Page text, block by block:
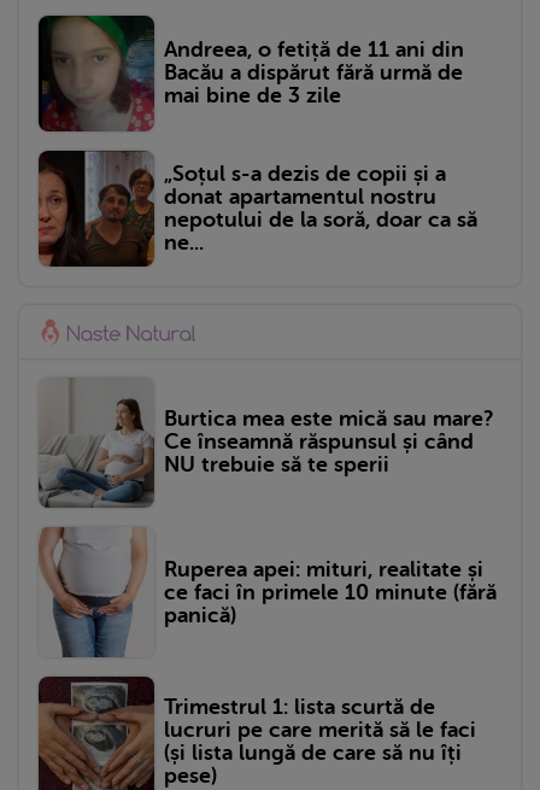
Andreea, o fetiță de 11 ani din
Bacău a dispărut fără urmă de
mai bine de 3 zile
„Soțul s-a dezis de copii și a
donat apartamentul nostru
nepotului de la soră, doar ca să
ne...
Burtica mea este mică sau mare?
Ce înseamnă răspunsul și când
NU trebuie să te sperii
Ruperea apei: mituri, realitate și
ce faci în primele 10 minute (fără
panică)
Trimestrul 1: lista scurtă de
lucruri pe care merită să le faci
(și lista lungă de care să nu îți
pese)